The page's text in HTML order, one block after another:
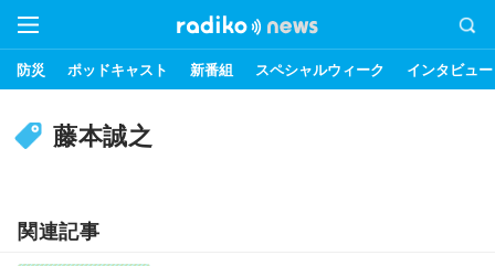
防災 ポッドキャスト 新番組 スペシャルウィーク インタビュー
藤本誠之
関連記事